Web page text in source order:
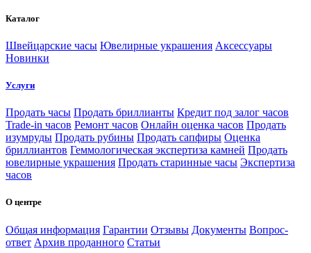
Каталог
Швейцарские часы Ювелирные украшения Аксессуары
Новинки
Услуги
Продать часы Продать бриллианты Кредит под залог часов
Trade-in часов Ремонт часов Онлайн оценка часов Продать
изумруды Продать рубины Продать сапфиры Оценка
бриллиантов Геммологическая экспертиза камней Продать
ювелирные украшения Продать старинные часы Экспертиза
часов
О центре
Общая информация Гарантии Отзывы Документы Вопрос-
ответ Архив проданного Статьи